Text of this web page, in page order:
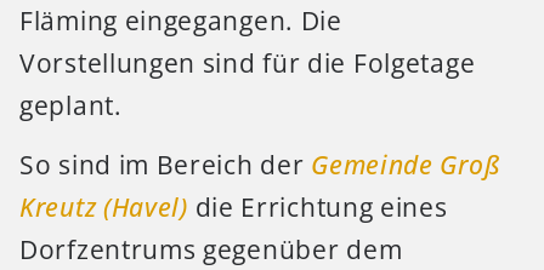
Fläming eingegangen. Die
Vorstellungen sind für die Folgetage
geplant.
So sind im Bereich der Gemeinde Groß
Kreutz (Havel) die Errichtung eines
Dorfzentrums gegenüber dem